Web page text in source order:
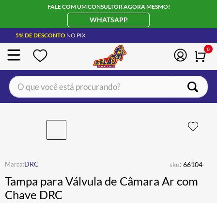
FALE COM UM CONSULTOR AGORA MESMO!
WHATSAPP
5% DE DESCONTO NO PIX
0
O que você está procurando?
DRC sku: 66104
Tampa para Válvula de Câmara Ar com
Chave DRC
CAPACETE LS2
BOTA
LUVA